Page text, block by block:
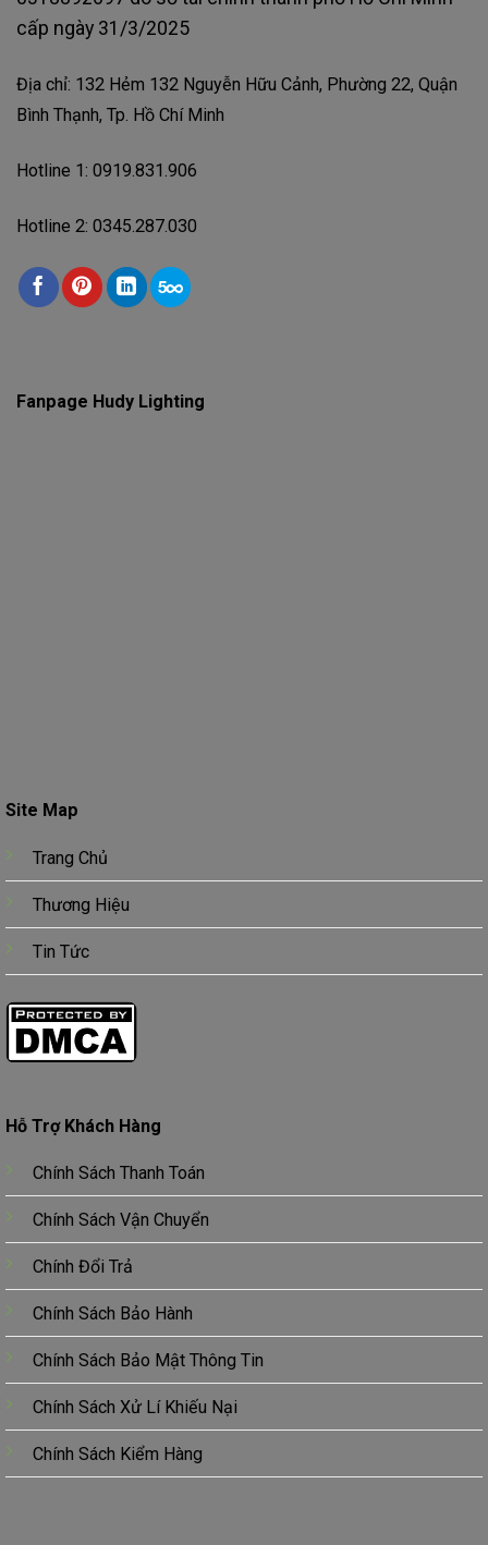
cấp ngày 31/3/2025
Địa chỉ: 132 Hẻm 132 Nguyễn Hữu Cảnh, Phường 22, Quận
Bình Thạnh, Tp. Hồ Chí Minh
Hotline 1: 0919.831.906
Hotline 2: 0345.287.030
Site Map
Trang Chủ
Thương Hiệu
Tin Tức
Hỗ Trợ Khách Hàng
Chính Sách Thanh Toán
Chính Sách Vận Chuyển
Chính Đổi Trả
Chính Sách Bảo Hành
Chính Sách Bảo Mật Thông Tin
Chính Sách Xử Lí Khiếu Nại
Chính Sách Kiểm Hàng
Fanpage Hudy Lighting